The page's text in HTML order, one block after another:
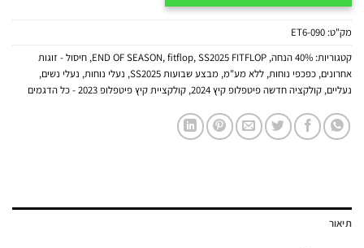
מק"ט: ET6-090
קטגוריות: 40% הנחה ,
END OF SEASON,fitflop,SS2025 FITFLOP
, חיסול - זוגות
אחרונים, כפכפי נוחות, ללא מע"מ, מבצע שבועות SS2025 , נעלי נוחות, נעלי נשים,
נעליים, קולקציה חדשה פיטפלופ קיץ 2024 , קולקציית קיץ פיטפלופ 2023 - כל הדגמים
תיאור